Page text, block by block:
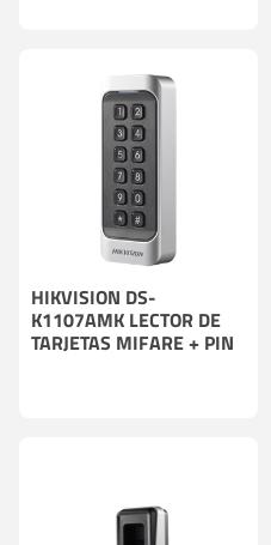
HIKVISION DS-
K1107AMK LECTOR DE
TARJETAS MIFARE + PIN